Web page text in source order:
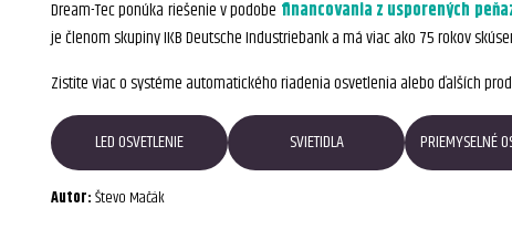
Dream-Tec ponúka riešenie v podobe financovania z usporených
je členom skupiny IKB Deutsche Industriebank a má viac ako 75 rokov
Zistite viac o systéme automatického riadenia osvetlenia alebo ďalších
LED OSVETLENIE SVIETIDLA PRIEMYSELNÉ
Autor:Števo Mačák